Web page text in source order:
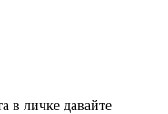
в личке давайте